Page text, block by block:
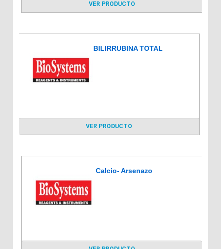
VER PRODUCTO
BILIRRUBINA TOTAL
VER PRODUCTO
Calcio- Arsenazo